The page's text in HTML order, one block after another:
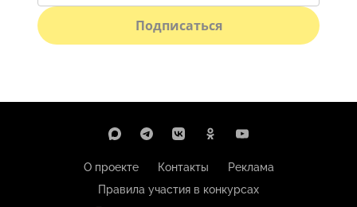
Подписаться
О проекте Контакты
Реклама
Правила участия в конкурсах